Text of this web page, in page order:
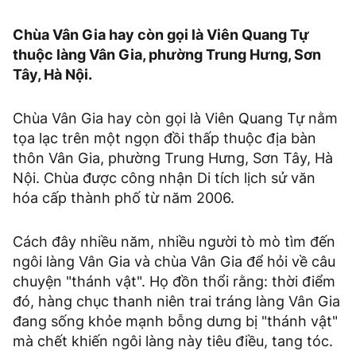
Chùa Vân Gia hay còn gọi là Viên Quang Tự
thuộc làng Vân Gia, phường Trung Hưng, Sơn
Tây, Hà Nội.
Chùa Vân Gia hay còn gọi là Viên Quang Tự nằm
tọa lạc trên một ngọn đồi thấp thuộc địa bàn
thôn Vân Gia, phường Trung Hưng, Sơn Tây, Hà
Nội. Chùa được công nhận Di tích lịch sử văn
hóa cấp thành phố từ năm 2006.
Cách đây nhiều năm, nhiều người tò mò tìm đến
ngôi làng Vân Gia và chùa Vân Gia để hỏi về câu
chuyện "thánh vật". Họ đồn thổi rằng: thời điểm
đó, hàng chục thanh niên trai tráng làng Vân Gia
đang sống khỏe mạnh bỗng dưng bị "thánh vật"
mà chết khiến ngôi làng này tiêu điều, tang tóc.